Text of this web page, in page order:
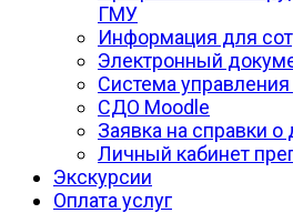
ГМУ
Информация для
Электронный
Система
СДО Moodle
Заявка на справки о
Личный кабинет
Экскурсии
Оплата услуг